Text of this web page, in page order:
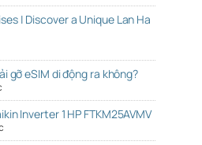
| Discover a Unique Lan Ha
gỡ eSIM di động ra không?
Inverter 1 HP FTKM25AVMV